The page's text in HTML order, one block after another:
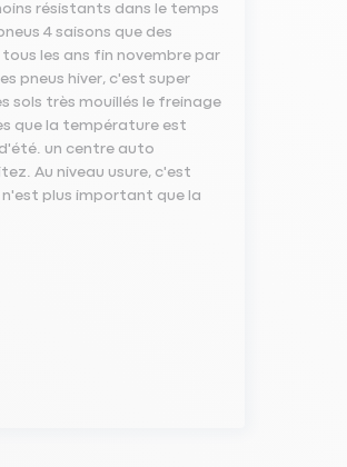
résistants dans le temps
4 saisons que des
les ans fin novembre par
pneus hiver, c'est super
sols très mouillés le freinage
que la température est
un centre auto
Au niveau usure, c'est
n'est plus important que la